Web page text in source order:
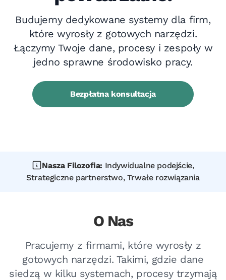
Budujemy dedykowane systemy dla firm,
które wyrosły z gotowych narzędzi.
Łączymy Twoje dane, procesy i zespoły w
jedno sprawne środowisko pracy.
Bezpłatna konsultacja
Nasza Filozofia: Indywidualne podejście,
Strategiczne partnerstwo, Trwałe rozwiązania
O Nas
Pracujemy z firmami, które wyrosły z
gotowych narzędzi. Takimi, gdzie dane
siedzą w kilku systemach, procesy trzymają